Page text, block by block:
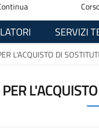
SERVIZI
L'ACQUISTO DI